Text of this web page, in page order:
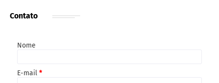
Contato
Nome
E-mail *